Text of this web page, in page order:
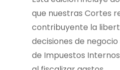
que nuestras Cortes
contribuyente la
decisiones de negocio
de Impuestos Internos